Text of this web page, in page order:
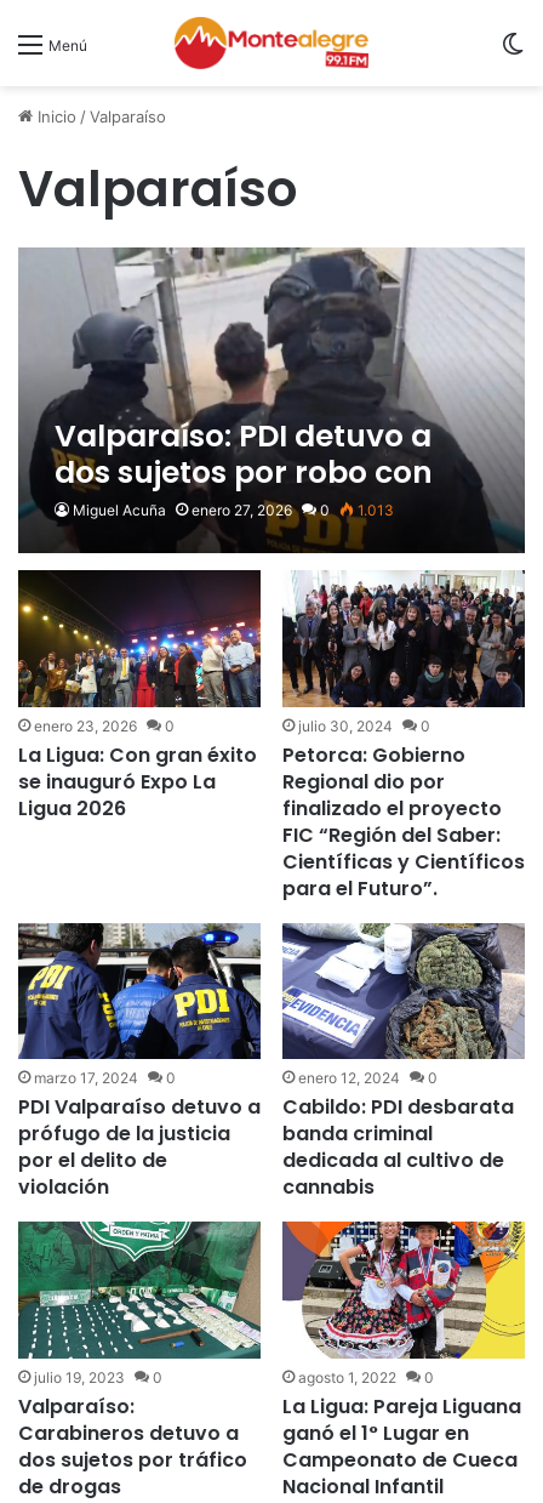
Menú
Inicio /Valparaíso
Valparaíso
Valparaíso: PDI detuvo a
dos sujetos por robo con
intimidación
Miguel Acuña enero 27, 2026 0 1.013
enero 23, 2026 0
La Ligua: Con gran éxito
se inauguró Expo La
Ligua 2026
julio 30, 2024 0
Petorca: Gobierno
Regional dio por
finalizado el proyecto
FIC “Región del Saber:
Científicas y Científicos
para el Futuro”.
marzo 17, 2024 0
PDI Valparaíso detuvo a
prófugo de la justicia
por el delito de
violación
enero 12, 2024 0
Cabildo: PDI desbarata
banda criminal
dedicada al cultivo de
cannabis
julio 19, 2023 0
Valparaíso:
Carabineros detuvo a
dos sujetos por tráfico
de drogas
agosto 1, 2022 0
La Ligua: Pareja Liguana
ganó el 1° Lugar en
Campeonato de Cueca
Nacional Infantil